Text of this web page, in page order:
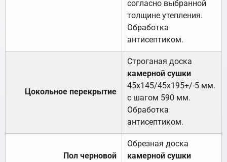
согласно выбранной
толщине утепления.
Обработка
антисептиком.
Цокольное перекрытие
Строганая доска
камерной сушки
45х145/45х195+/-5 мм.
с шагом 590 мм.
Обработка
антисептиком.
Пол черновой
Обрезная доска
камерной сушки